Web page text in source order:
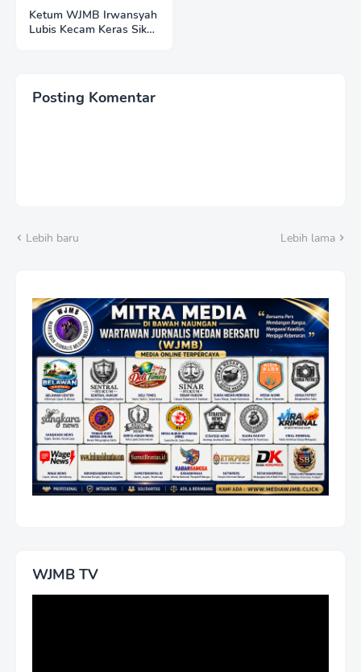
Ketum WJMB Irwansyah
Lubis Kecam Keras Sikap
Posting Komentar
Lebih baru Lebih lama
WJMB TV